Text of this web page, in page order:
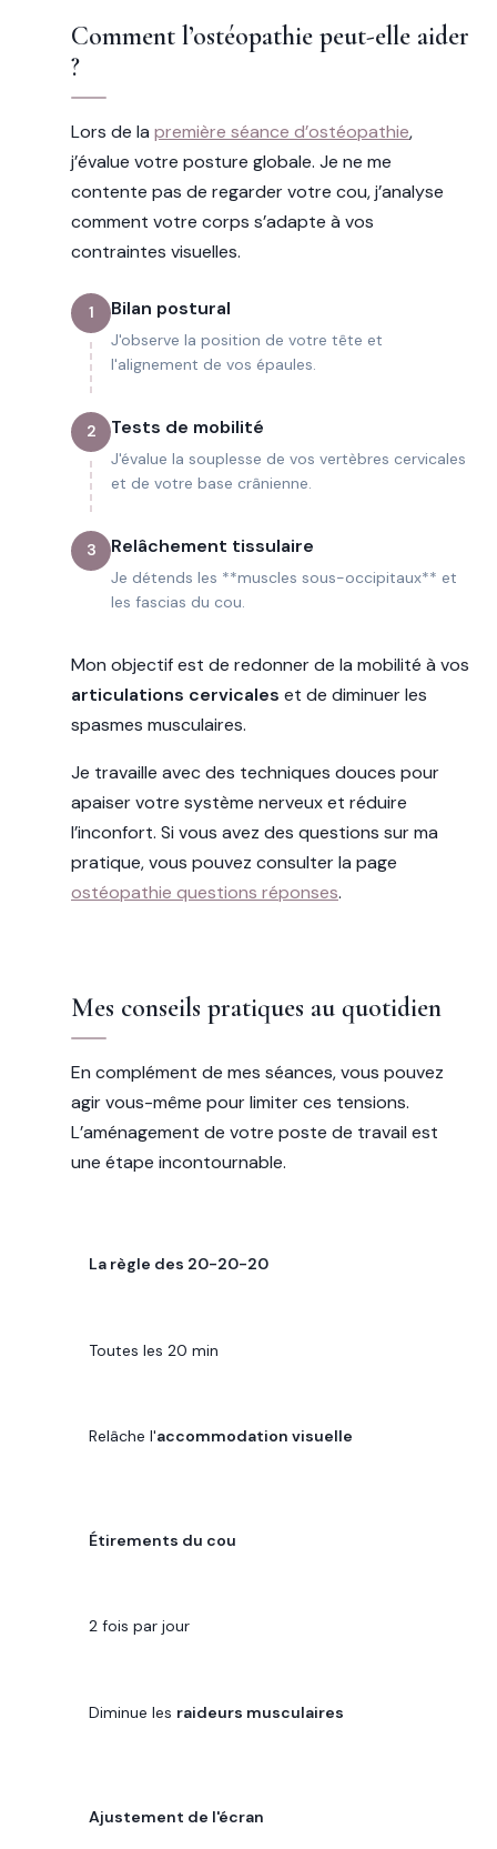
Comment l’ostéopathie peut-elle aider
?
Lors de la première séance d’ostéopathie,
j’évalue votre posture globale. Je ne me
contente pas de regarder votre cou, j’analyse
comment votre corps s’adapte à vos
contraintes visuelles.
1 Bilan postural
J'observe la position de votre tête et
l'alignement de vos épaules.
2 Tests de mobilité
J'évalue la souplesse de vos vertèbres cervicales
et de votre base crânienne.
3 Relâchement tissulaire
Je détends les **muscles sous-occipitaux** et
les fascias du cou.
Mon objectif est de redonner de la mobilité à vos
articulations cervicales et de diminuer les
spasmes musculaires.
Je travaille avec des techniques douces pour
apaiser votre système nerveux et réduire
l’inconfort. Si vous avez des questions sur ma
pratique, vous pouvez consulter la page
ostéopathie questions réponses.
Mes conseils pratiques au quotidien
En complément de mes séances, vous pouvez
agir vous-même pour limiter ces tensions.
L’aménagement de votre poste de travail est
une étape incontournable.
La règle des 20-20-20
Toutes les 20 min
Relâche l'accommodation visuelle
Étirements du cou
2 fois par jour
Diminue les raideurs musculaires
Ajustement de l'écran